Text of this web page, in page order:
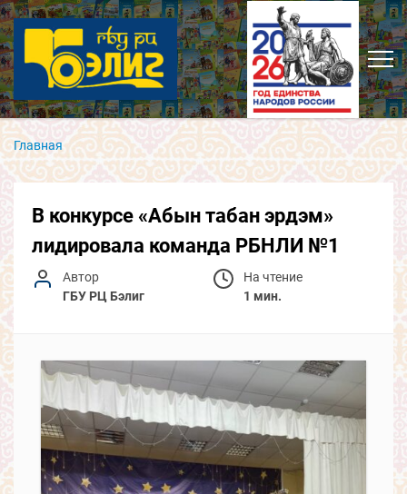
Главная
В конкурсе «Абын табан эрдэм»
лидировала команда РБНЛИ №1
Автор
ГБУ РЦ Бэлиг
На чтение
1 мин.